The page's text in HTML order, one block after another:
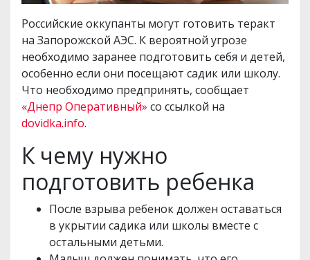
Российские оккупанты могут готовить теракт
на Запорожской АЭС. К вероятной угрозе
необходимо заранее подготовить себя и детей,
особенно если они посещают садик или школу.
Что необходимо предпринять, сообщает
«Днепр Оперативный» со ссылкой на
dovidka.info.
К чему нужно
подготовить ребенка
После взрыва ребенок должен оставаться
в укрытии садика или школы вместе с
остальными детьми.